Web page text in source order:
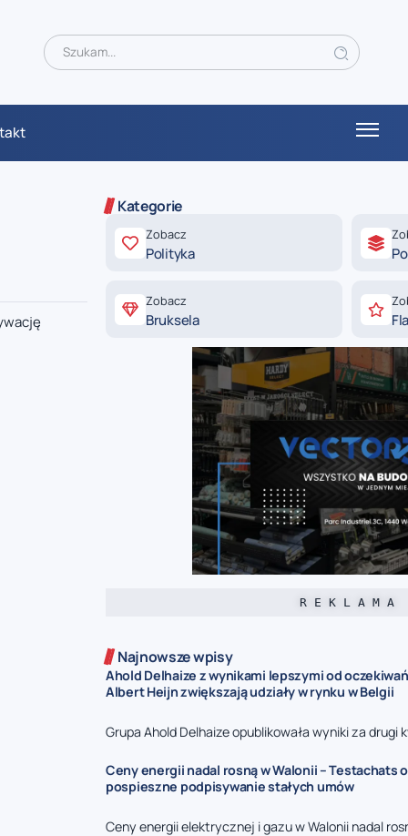
Kategorie
Zobacz
Polityka
Zobacz
Bruksela
R E K L A M A
Najnowsze wpisy
Ahold Delhaize z wynikami lepszymi od
Albert Heijn zwiększają udziały w rynku w Belgii
Grupa Ahold Delhaize opublikowała wyniki za drugi
Ceny energii nadal rosną w Walonii – Testachats
pospieszne podpisywanie stałych umów
Ceny energii elektrycznej i gazu w Walonii nadal